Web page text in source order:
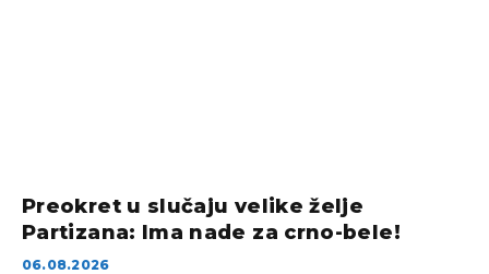
Preokret u slučaju velike želje
Partizana: Ima nade za crno-bele!
06.08.2026